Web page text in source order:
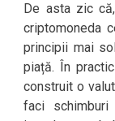
De asta zic
criptomoneda
principii mai
piață. În
construit o
faci